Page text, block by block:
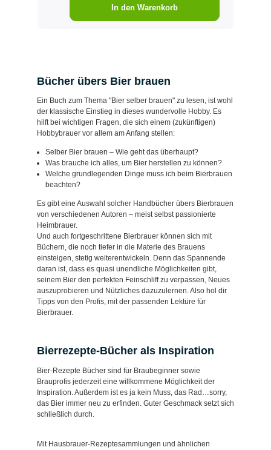
In den Warenkorb
Bücher übers Bier brauen
Ein Buch zum Thema "Bier selber brauen" zu lesen, ist wohl
der klassische Einstieg in dieses wundervolle Hobby. Es
hilft bei wichtigen Fragen, die sich einem (zukünftigen)
Hobbybrauer vor allem am Anfang stellen:
Selber Bier brauen – Wie geht das überhaupt?
Was brauche ich alles, um Bier herstellen zu können?
Welche grundlegenden Dinge muss ich beim Bierbrauen
beachten?
Es gibt eine Auswahl solcher Handbücher übers Bierbrauen
von verschiedenen Autoren – meist selbst passionierte
Heimbrauer.
Und auch fortgeschrittene Bierbrauer können sich mit
Büchern, die noch tiefer in die Materie des Brauens
einsteigen, stetig weiterentwickeln. Denn das Spannende
daran ist, dass es quasi unendliche Möglichkeiten gibt,
seinem Bier den perfekten Feinschliff zu verpassen, Neues
auszuprobieren und Nützliches dazuzulernen. Also hol dir
Tipps von den Profis, mit der passenden Lektüre für
Bierbrauer.
Bierrezepte-Bücher als Inspiration
Bier-Rezepte Bücher sind für Braubeginner sowie
Brauprofis jederzeit eine willkommene Möglichkeit der
Inspiration. Außerdem ist es ja kein Muss, das Rad…sorry,
das Bier immer neu zu erfinden. Guter Geschmack setzt sich
schließlich durch.
Mit Hausbrauer-Rezeptesammlungen und ähnlichen